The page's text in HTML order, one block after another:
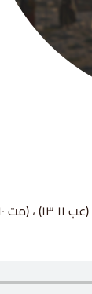
(عب ١١ ١٣) ، (مت ١٠ ١٩-٢٠) ، (١اخ ٢٩ ١٤) ، (كو ٣ ١٧)